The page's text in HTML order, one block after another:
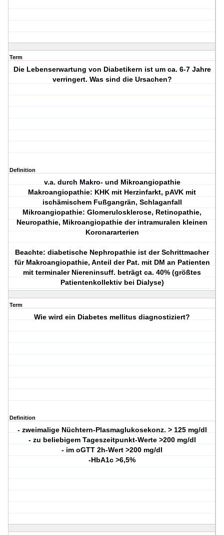
Term
Die Lebenserwartung von Diabetikern ist um ca. 6-7 Jahre
verringert. Was sind die Ursachen?
Definition
v.a. durch Makro- und Mikroangiopathie
Makroangiopathie: KHK mit Herzinfarkt, pAVK mit
ischämischem Fußgangrän, Schlaganfall
Mikroangiopathie: Glomerulosklerose, Retinopathie,
Neuropathie, Mikroangiopathie der intramuralen kleinen
Koronararterien
Beachte: diabetische Nephropathie ist der Schrittmacher
für Makroangiopathie, Anteil der Pat. mit DM an Patienten
mit terminaler Niereninsuff. beträgt ca. 40% (größtes
Patientenkollektiv bei Dialyse)
Term
Wie wird ein Diabetes mellitus diagnostiziert?
Definition
- zweimalige Nüchtern-Plasmaglukosekonz. > 125 mg/dl
- zu beliebigem Tageszeitpunkt-Werte >200 mg/dl
- im oGTT 2h-Wert >200 mg/dl
-HbA1c >6,5%